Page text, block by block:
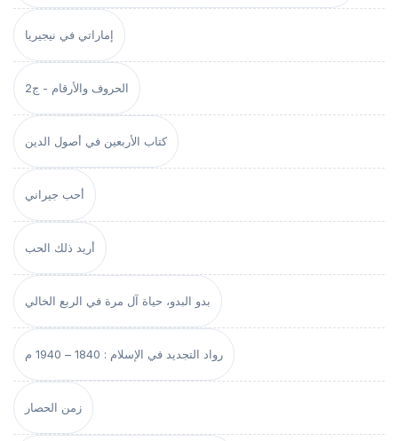
إماراتي في نيجيريا
الحروف والأرقام - ج2
كتاب الأربعين في أصول الدين
أحب جيراني
أريد ذلك الحب
بدو البدو، حياة آل مرة في الربع الخالي
رواد التجديد في الإسلام : 1840 – 1940 م
زمن الحصار